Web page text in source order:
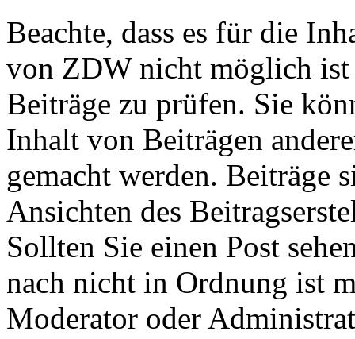
Beachte, dass es für die
von ZDW nicht möglich
Beiträge zu prüfen. Sie
Inhalt von Beiträgen
gemacht werden. Beiträge
Ansichten des
Sollten Sie einen Post
nach nicht in Ordnung ist
Moderator oder